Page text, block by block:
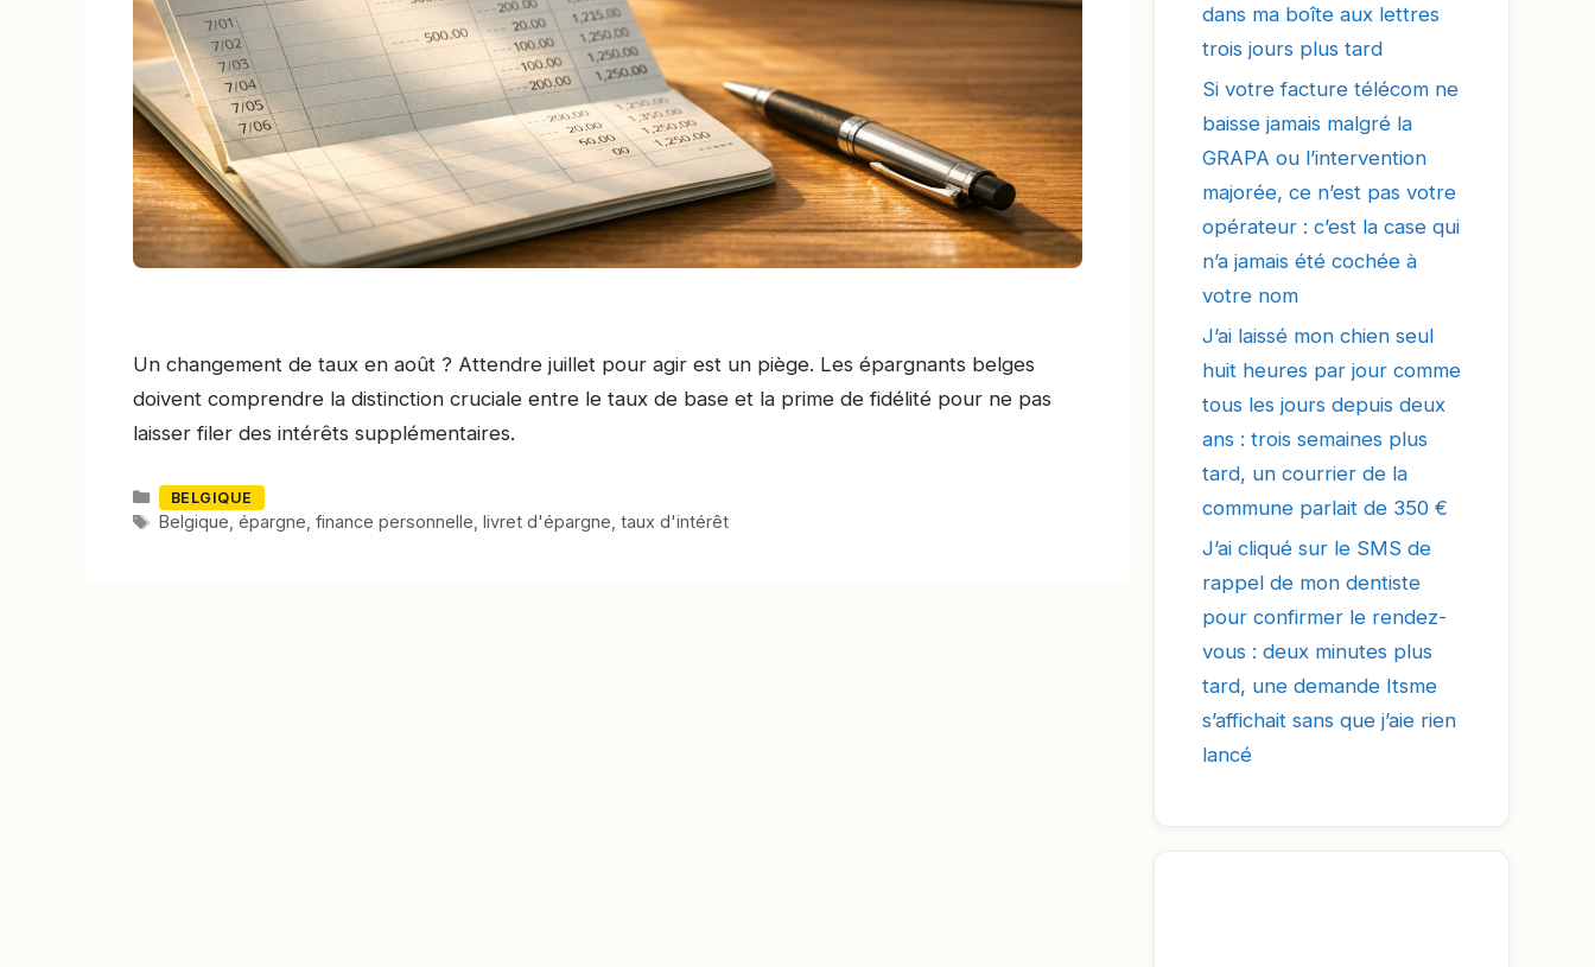
Un changement de taux en août ? Attendre juillet pour agir est un piège. Les épargnants belges
doivent comprendre la distinction cruciale entre le taux de base et la prime de fidélité pour ne pas
laisser filer des intérêts supplémentaires.
Catégories
BELGIQUE
Mots-
Belgique épargne finance personnelle livret d'épargne taux d'intérêt
dans ma boîte aux lettres
trois jours plus tard
Si votre facture télécom ne
baisse jamais malgré la
GRAPA ou l’intervention
majorée, ce n’est pas votre
opérateur : c’est la case qui
n’a jamais été cochée à
votre nom
J’ai laissé mon chien seul
huit heures par jour comme
tous les jours depuis deux
ans : trois semaines plus
tard, un courrier de la
commune parlait de 350 €
J’ai cliqué sur le SMS de
rappel de mon dentiste
pour confirmer le rendez-
vous : deux minutes plus
tard, une demande Itsme
s’affichait sans que j’aie rien
lancé